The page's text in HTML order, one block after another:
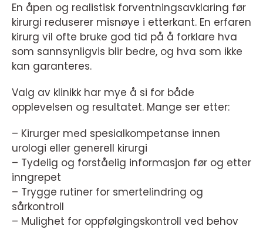
En åpen og realistisk forventningsavklaring før
kirurgi reduserer misnøye i etterkant. En erfaren
kirurg vil ofte bruke god tid på å forklare hva
som sannsynligvis blir bedre, og hva som ikke
kan garanteres.
Valg av klinikk har mye å si for både
opplevelsen og resultatet. Mange ser etter:
– Kirurger med spesialkompetanse innen
urologi eller generell kirurgi
– Tydelig og forståelig informasjon før og etter
inngrepet
– Trygge rutiner for smertelindring og
sårkontroll
– Mulighet for oppfølgingskontroll ved behov